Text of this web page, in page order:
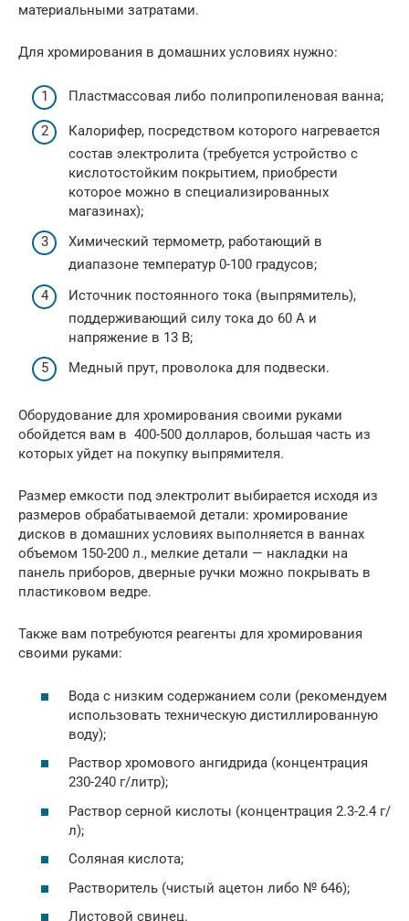
материальными затратами.
Для хромирования в домашних условиях нужно:
Пластмассовая либо полипропиленовая ванна;
Калорифер, посредством которого нагревается
состав электролита (требуется устройство с
кислотостойким покрытием, приобрести
которое можно в специализированных
магазинах);
Химический термометр, работающий в
диапазоне температур 0-100 градусов;
Источник постоянного тока (выпрямитель),
поддерживающий силу тока до 60 А и
напряжение в 13 В;
Медный прут, проволока для подвески.
Оборудование для хромирования своими руками
обойдется вам в 400-500 долларов, большая часть из
которых уйдет на покупку выпрямителя.
Размер емкости под электролит выбирается исходя из
размеров обрабатываемой детали: хромирование
дисков в домашних условиях выполняется в ваннах
объемом 150-200 л., мелкие детали — накладки на
панель приборов, дверные ручки можно покрывать в
пластиковом ведре.
Также вам потребуются реагенты для хромирования
своими руками:
Вода с низким содержанием соли (рекомендуем
использовать техническую дистиллированную
воду);
Раствор хромового ангидрида (концентрация
230-240 г/литр);
Раствор серной кислоты (концентрация 2.3-2.4 г/
л);
Соляная кислота;
Растворитель (чистый ацетон либо № 646);
Листовой свинец.